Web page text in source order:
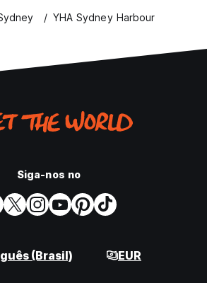
YHA Sydney Harbour
Siga-nos no
(Brasil) EUR